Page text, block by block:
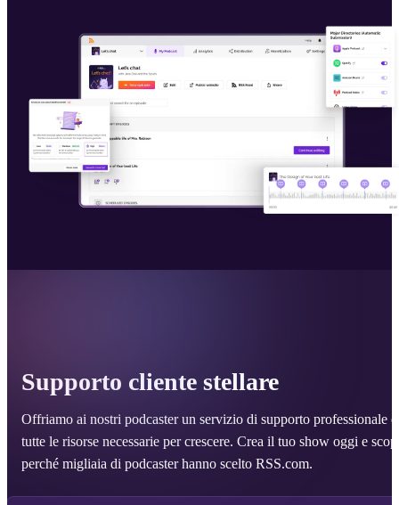
Supporto cliente stellare
Offriamo ai nostri podcaster un servizio di supporto professionale e
tutte le risorse necessarie per crescere. Crea il tuo show oggi e
perché migliaia di podcaster hanno scelto RSS.com.